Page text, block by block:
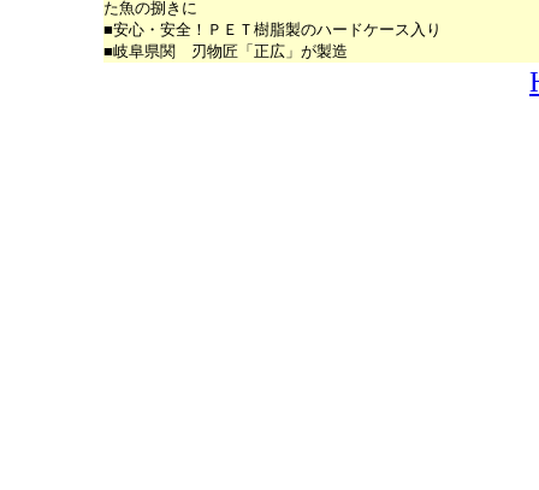
た魚の捌きに
■安心・安全！ＰＥＴ樹脂製のハードケース入り
■岐阜県関 刃物匠「正広」が製造